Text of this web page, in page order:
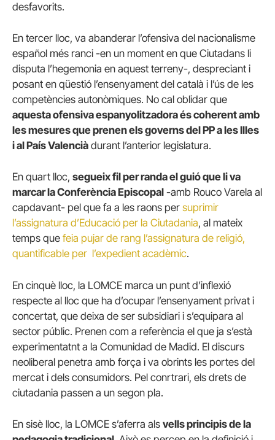
desfavorits.
En tercer lloc, va abanderar l’ofensiva del nacionalisme
español més ranci -en un moment en que Ciutadans li
disputa l’hegemonia en aquest terreny-, despreciant i
posant en qüestió l’ensenyament del català i l’ús de les
competències autonòmiques. No cal oblidar que
aquesta ofensiva espanyolitzadora és coherent amb
les mesures que prenen els governs del PP a les Illes
i al País Valencià durant l’anterior legislatura.
En quart lloc, segueix fil per randa el guió que li va
marcar la Conferència Episcopal -amb Rouco Varela al
capdavant- pel que fa a les raons per suprimir
l’assignatura d’Educació per la Ciutadania, al mateix
temps que feia pujar de rang l’assignatura de religió,
quantificable per l’expedient acadèmic.
En cinquè lloc, la LOMCE marca un punt d’inflexió
respecte al lloc que ha d’ocupar l’ensenyament privat i
concertat, que deixa de ser subsidiari i s’equipara al
sector públic. Prenen com a referència el que ja s’està
experimentatnt a la Comunidad de Madid. El discurs
neoliberal penetra amb força i va obrints les portes del
mercat i dels consumidors. Pel conrtrari, els drets de
ciutadania passen a un segon pla.
En sisè lloc, la LOMCE s’aferra als vells principis de la